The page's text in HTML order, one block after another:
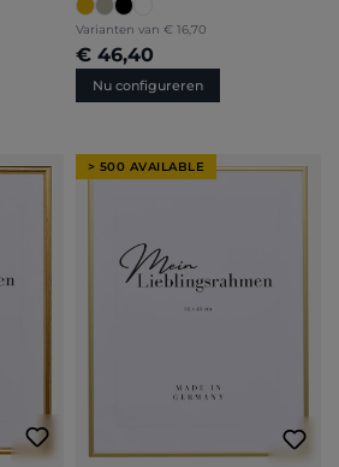
Varianten van € 16,70
€ 46,40
Nu configureren
> 500 AVAILABLE